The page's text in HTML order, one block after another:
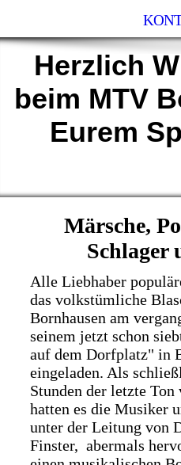
Herzlich
beim MTV
Eurem
Märsche,
Schlager
Alle Liebhaber
das volkstümliche
Bornhausen am
seinem jetzt schon
auf dem Dorfplatz" in
eingeladen. Als
Stunden der letzte Ton
hatten es die Musiker
unter der Leitung von
Finster, abermals